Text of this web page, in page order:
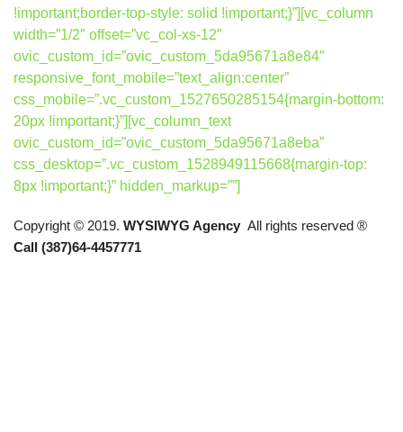
!important;border-top-style: solid !important;}”][vc_column
width=”1/2″ offset=”vc_col-xs-12″
ovic_custom_id=”ovic_custom_5da95671a8e84″
responsive_font_mobile=”text_align:center”
css_mobile=”.vc_custom_1527650285154{margin-bottom:
20px !important;}”][vc_column_text
ovic_custom_id=”ovic_custom_5da95671a8eba”
css_desktop=”.vc_custom_1528949115668{margin-top:
8px !important;}” hidden_markup=””]
Copyright © 2019. WYSIWYG Agency All rights reserved ®
Call (387)64-4457771